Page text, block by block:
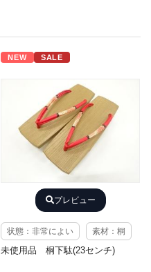
NEW SALE
プレビュー
状態：非常によい 素材：桐
未使用品 桐下駄(23センチ)